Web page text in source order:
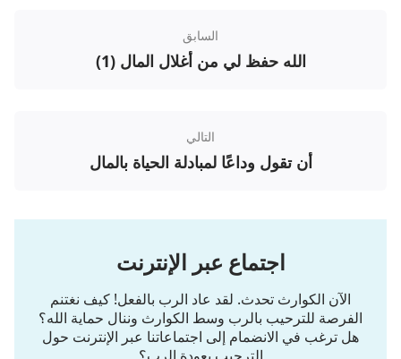
وترتيباتك، وألا أعيش بآراء شيطانية".
وأضحت علاقتي بالله طبيعية أكثر مِن أي وقت مضى،
وبدون أن أدرك ذلك تحسنَت حالتي الصحيّة بشكل كبير،
السابق
الله حفظ لي من أغلال المال (1)
التالي
أن تقول وداعًا لمبادلة الحياة بالمال
اجتماع عبر الإنترنت
الآن الكوارث تحدث. لقد عاد الرب بالفعل! كيف نغتنم
الفرصة للترحيب بالرب وسط الكوارث وننال حماية الله؟
هل ترغب في الانضمام إلى اجتماعاتنا عبر الإنترنت حول